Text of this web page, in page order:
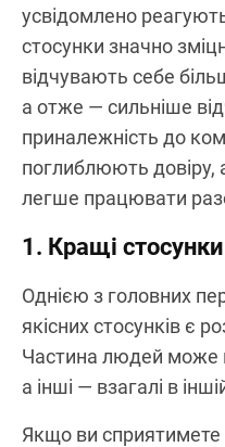
усвідомлено
стосунки значно
відчувають себе
а отже — сильніше
приналежність до
поглиблюють
легше працювати
1. Кращі стосунки
Однією з головних
якісних стосунків є
Частина людей може
а інші — взагалі в
Якщо ви сприятимете